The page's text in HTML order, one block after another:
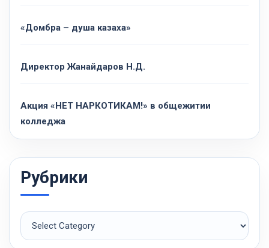
«Домбра – душа казаха»
Директор Жанайдаров Н.Д.
Акция «НЕТ НАРКОТИКАМ!» в общежитии
колледжа
Рубрики
Рубрики